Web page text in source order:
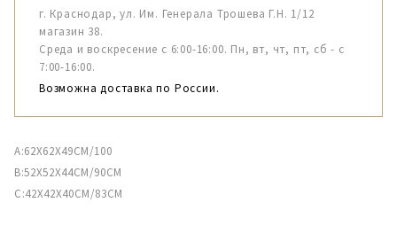
г. Краснодар, ул. Им. Генерала Трошева Г.Н. 1/12
магазин 38.
Среда и воскресение с 6:00-16:00. Пн, вт, чт, пт, сб - с
7:00-16:00.
Возможна доставка по России.
A:62X62X49CM/100
B:52X52X44CM/90CM
C:42X42X40CM/83CM